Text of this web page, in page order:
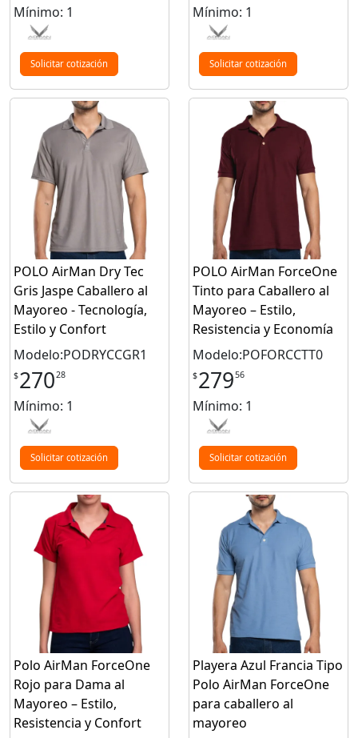
Mínimo: 1
Solicitar cotización
Mínimo: 1
Solicitar cotización
POLO AirMan Dry Tec
Gris Jaspe Caballero al
Mayoreo - Tecnología,
Estilo y Confort
Modelo:PODRYCCGR1
$27028
Mínimo: 1
Solicitar cotización
POLO AirMan ForceOne
Tinto para Caballero al
Mayoreo – Estilo,
Resistencia y Economía
Modelo:POFORCCTT0
$27956
Mínimo: 1
Solicitar cotización
Polo AirMan ForceOne
Rojo para Dama al
Mayoreo – Estilo,
Resistencia y Confort
Playera Azul Francia Tipo
Polo AirMan ForceOne
para caballero al
mayoreo